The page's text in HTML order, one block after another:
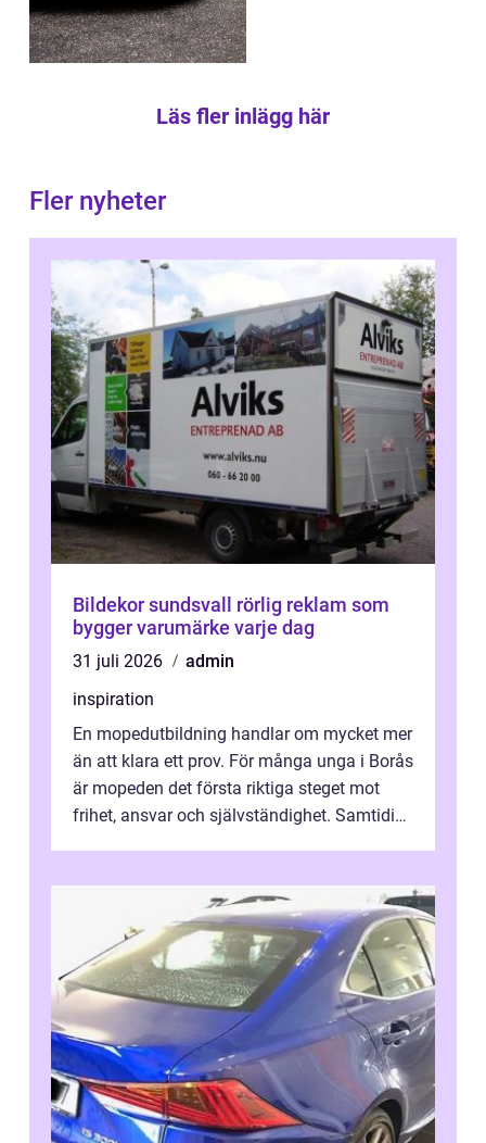
Läs fler inlägg här
Fler nyheter
Bildekor sundsvall rörlig reklam som
bygger varumärke varje dag
31 juli 2026
admin
inspiration
En mopedutbildning handlar om mycket mer
än att klara ett prov. För många unga i Borås
är mopeden det första riktiga steget mot
frihet, ansvar och självständighet. Samtidigt